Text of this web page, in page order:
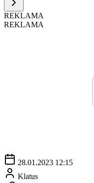
REKLAMA
REKLAMA
28.01.2023 12:15
Klatus